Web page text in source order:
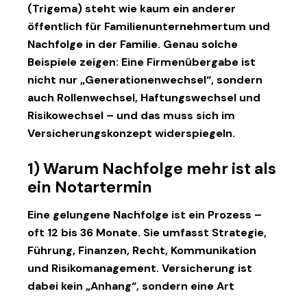
(Trigema) steht wie kaum ein anderer
öffentlich für Familienunternehmertum und
Nachfolge in der Familie. Genau solche
Beispiele zeigen: Eine Firmenübergabe ist
nicht nur „Generationenwechsel“, sondern
auch Rollenwechsel, Haftungswechsel und
Risikowechsel – und das muss sich im
Versicherungskonzept widerspiegeln.
1) Warum Nachfolge mehr ist als
ein Notartermin
Eine gelungene Nachfolge ist ein Prozess –
oft 12 bis 36 Monate. Sie umfasst Strategie,
Führung, Finanzen, Recht, Kommunikation
und Risikomanagement. Versicherung ist
dabei kein „Anhang“, sondern eine Art